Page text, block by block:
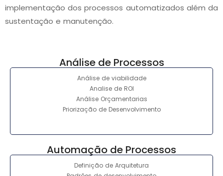
implementação dos processos automatizados além da
sustentação e manutenção.
Análise de Processos
Análise de viabilidade
Analise de ROI
Análise Orçamentarias
Priorização de Desenvolvimento
Automação de Processos
Definição de Arquitetura